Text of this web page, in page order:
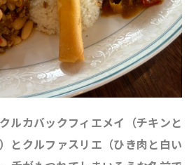
ルカバックフィエメイ（チキンと
とクルファスリエ（ひき肉と白い